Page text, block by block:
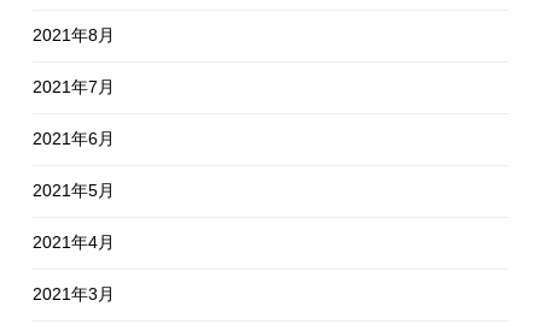
2021年8月
2021年7月
2021年6月
2021年5月
2021年4月
2021年3月